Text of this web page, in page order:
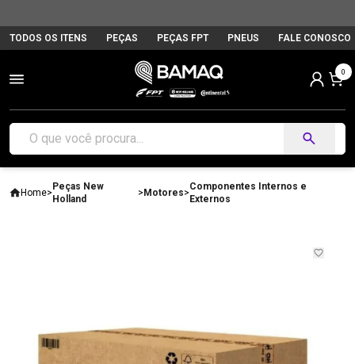
TODOS OS ITENS PEÇAS PEÇAS FPT PNEUS FALE CONOSCO
0
Home>
Peças New
Holland
>Motores>
Componentes Internos e
Externos